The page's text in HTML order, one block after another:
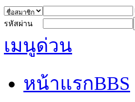
รหัสผ่าน
เมนูด่วน
หน้าแรกBBS